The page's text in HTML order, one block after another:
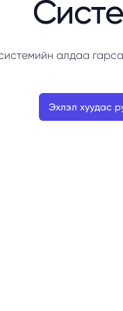
алдаа
Эхлэл хуудас